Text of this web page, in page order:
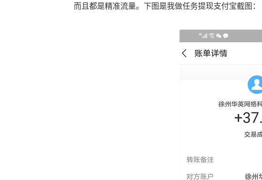
而且都是精准流量。下图是我做任务提现支付宝截图：